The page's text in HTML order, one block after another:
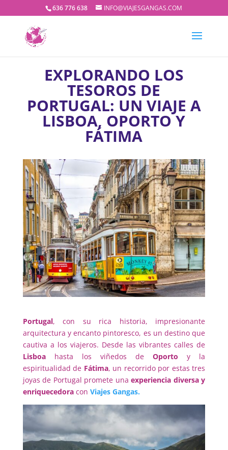
636 776 638 INFO@VIAJESGANGAS.COM
EXPLORANDO LOS
TESOROS DE
PORTUGAL: UN VIAJE A
LISBOA, OPORTO Y
FÁTIMA
Portugal, con su rica historia, impresionante
arquitectura y encanto pintoresco, es un destino que
cautiva a los viajeros. Desde las vibrantes calles de
Lisboa hasta los viñedos deOporto y la
espiritualidad de Fátima, un recorrido por estas tres
joyas de Portugal promete unaexperiencia diversa y
enriquecedoracon Viajes Gangas.